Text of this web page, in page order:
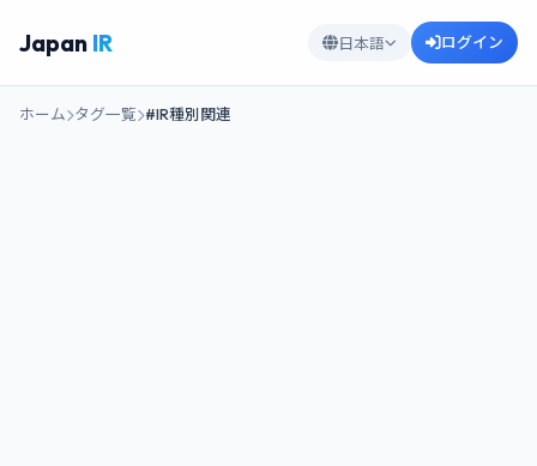
Japan IR 日本語 ログイン
ホーム タグ一覧 #IR種別関連